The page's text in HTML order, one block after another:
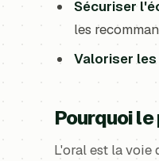
Sécuriser
les
Valoriser
Pourquoi
L'oral est la voie